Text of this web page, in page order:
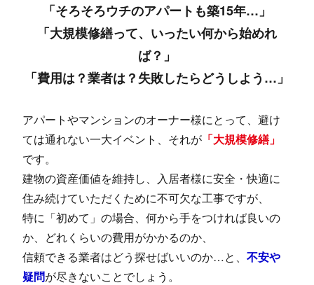
「そろそろウチのアパートも築15年…」
「大規模修繕って、いったい何から始めれ
ば？」
「費用は？業者は？失敗したらどうしよう…」
アパートやマンションのオーナー様にとって、避け
ては通れない一大イベント、それが 「大規模修繕」
です。
建物の資産価値を維持し、入居者様に安全・快適に
住み続けていただくために不可欠な工事ですが、
特に「初めて」の場合、何から手をつければ良いの
か、どれくらいの費用がかかるのか、
信頼できる業者はどう探せばいいのか…と、不安や
疑問が尽きないことでしょう。